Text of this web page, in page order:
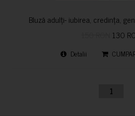
Bluză adulți- iubirea, credința,
130
Detalii
1